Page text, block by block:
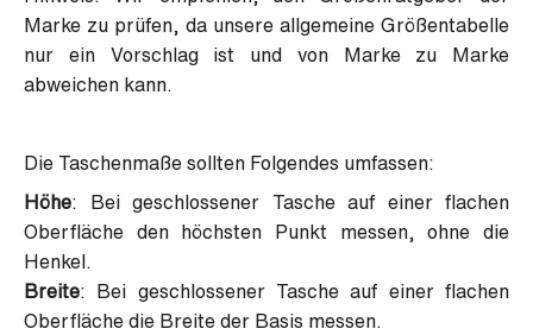
Marke zu prüfen, da unsere allgemeine Größentabelle
nur ein Vorschlag ist und von Marke zu Marke
abweichen kann.
Die Taschenmaße sollten Folgendes umfassen:
Höhe: Bei geschlossener Tasche auf einer flachen
Oberfläche den höchsten Punkt messen, ohne die
Henkel.
Breite: Bei geschlossener Tasche auf einer flachen
Oberfläche die Breite der Basis messen.